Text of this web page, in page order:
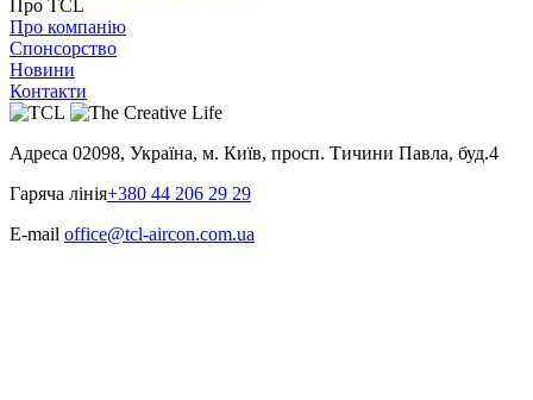
Про TCL
Про компанію
Спонсорство
Новини
Контакти
Адреса 02098, Україна, м. Київ, просп. Тичини Павла, буд.4
Гаряча лінія+380 44 206 29 29
E-mail office@tcl-aircon.com.ua